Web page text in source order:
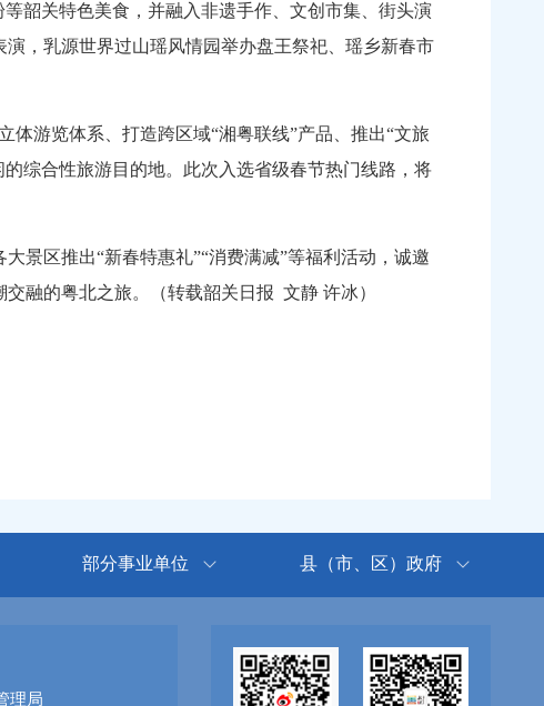
韶关特色美食，并融入非遗手作、文创市集、街头演
，乳源世界过山瑶风情园举办盘王祭祀、瑶乡新春市
游览体系、打造跨区域“湘粤联线”产品、推出“文旅
综合性旅游目的地。此次入选省级春节热门线路，将
区推出“新春特惠礼”“消费满减”等福利活动，诚邀
融的粤北之旅。（转载韶关日报 文静 许冰）
部分事业单位 县（市、区）政府
理局